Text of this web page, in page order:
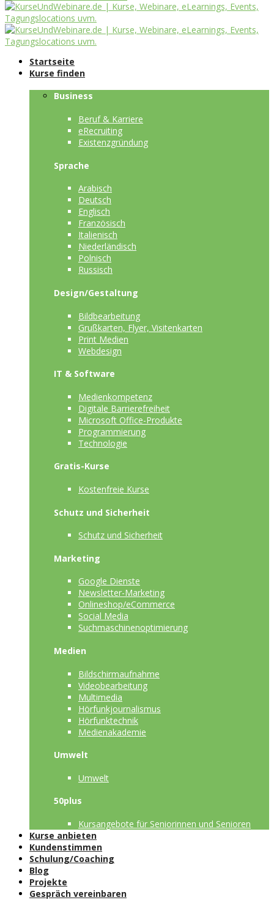
Startseite
Kurse finden
Business
Beruf & Karriere
eRecruiting
Existenzgründung
Sprache
Arabisch
Deutsch
Englisch
Französisch
Italienisch
Niederländisch
Polnisch
Russisch
Design/Gestaltung
Bildbearbeitung
Grußkarten, Flyer, Visitenkarten
Print Medien
Webdesign
IT & Software
Medienkompetenz
Digitale Barrierefreiheit
Microsoft Office-Produkte
Programmierung
Technologie
Gratis-Kurse
Kostenfreie Kurse
Schutz und Sicherheit
Schutz und Sicherheit
Marketing
Google Dienste
Newsletter-Marketing
Onlineshop/eCommerce
Social Media
Suchmaschinenoptimierung
Medien
Bildschirmaufnahme
Videobearbeitung
Multimedia
Hörfunkjournalismus
Hörfunktechnik
Medienakademie
Umwelt
Umwelt
50plus
Kursangebote für Seniorinnen und Senioren
Kurse anbieten
Kundenstimmen
Schulung/Coaching
Blog
Projekte
Gespräch vereinbaren